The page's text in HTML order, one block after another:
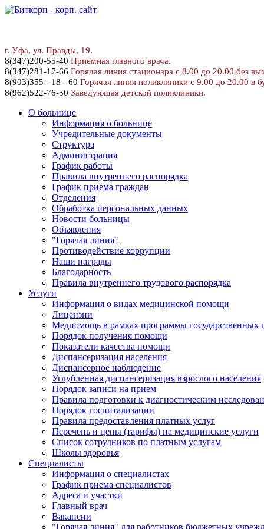
г. Уфа, ул. Правды, 19.
8(347)200-55-40 Приемная главного врача.
8(347)281-17-66 Горячая линия стационара с 8.00 до 20.00 без
8(903)355 - 18 - 60 Горячая линия поликлиники с 9.00 до 20.00 в
8(962)522-76-50 Заведующая детской поликлиники.
О больнице
Информация о больнице
Учредительные документы
Структура
Администрация
График работы
Правила внутреннего распорядка
График приема граждан
Отделения
Обработка персональных данных
Новости больницы
Объявления
"Горячая линия"
Противодействие коррупции
Наши награды
Благодарность
Правила внутреннего трудового распорядка
Услуги
Информация о видах медицинской помощи
Лицензии
Медпомощь в рамках программы государственных
Порядок получения помощи
Показатели качества помощи
Диспансеризация населения
Диспансерное наблюдение
Углубленная диспансеризация взрослого населения
Порядок записи на прием
Правила подготовки к диагностическим
Порядок госпитализации
Правила предоставления платных услуг
Перечень и цены (тарифы) на медицинские услуги
Список сотрудников по платным услугам
Школы здоровья
Специалисты
Информация о специалистах
График приема специалистов
Адреса и участки
Главный врач
Вакансии
"Горячая линия" для работников бюджетных